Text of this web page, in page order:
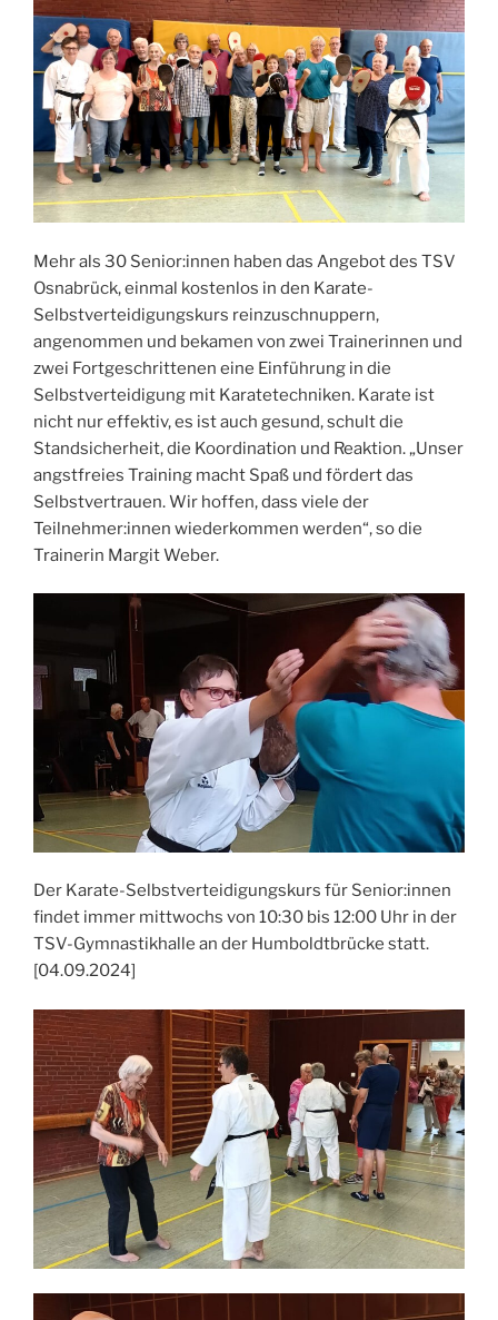
Mehr als 30 Senior:innen haben das Angebot des TSV
Osnabrück, einmal kostenlos in den Karate-
Selbstverteidigungskurs reinzuschnuppern,
angenommen und bekamen von zwei Trainerinnen und
zwei Fortgeschrittenen eine Einführung in die
Selbstverteidigung mit Karatetechniken. Karate ist
nicht nur effektiv, es ist auch gesund, schult die
Standsicherheit, die Koordination und Reaktion. „Unser
angstfreies Training macht Spaß und fördert das
Selbstvertrauen. Wir hoffen, dass viele der
Teilnehmer:innen wiederkommen werden“, so die
Trainerin Margit Weber.
Der Karate-Selbstverteidigungskurs für Senior:innen
findet immer mittwochs von 10:30 bis 12:00 Uhr in der
TSV-Gymnastikhalle an der Humboldtbrücke statt.
[04.09.2024]